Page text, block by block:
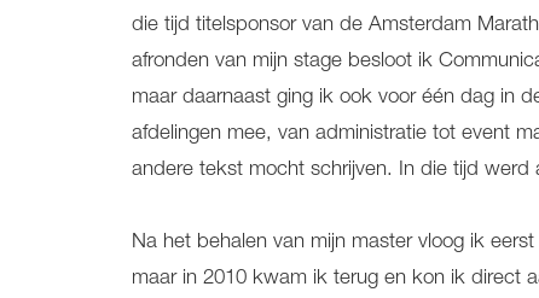
die tijd titelsponsor van de Amsterdam
afronden van mijn stage besloot ik
maar daarnaast ging ik ook voor één dag in
afdelingen mee, van administratie tot event
andere tekst mocht schrijven. In die tijd
Na het behalen van mijn master vloog ik
maar in 2010 kwam ik terug en kon ik direct